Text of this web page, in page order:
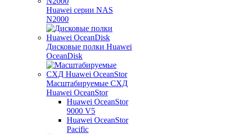
Huawei серии NAS
N2000
Дисковые полки Huawei
OceanDisk
Масштабируемые СХД
Huawei OceanStor
Huawei OceanStor
9000 V5
Huawei OceanStor
Pacific